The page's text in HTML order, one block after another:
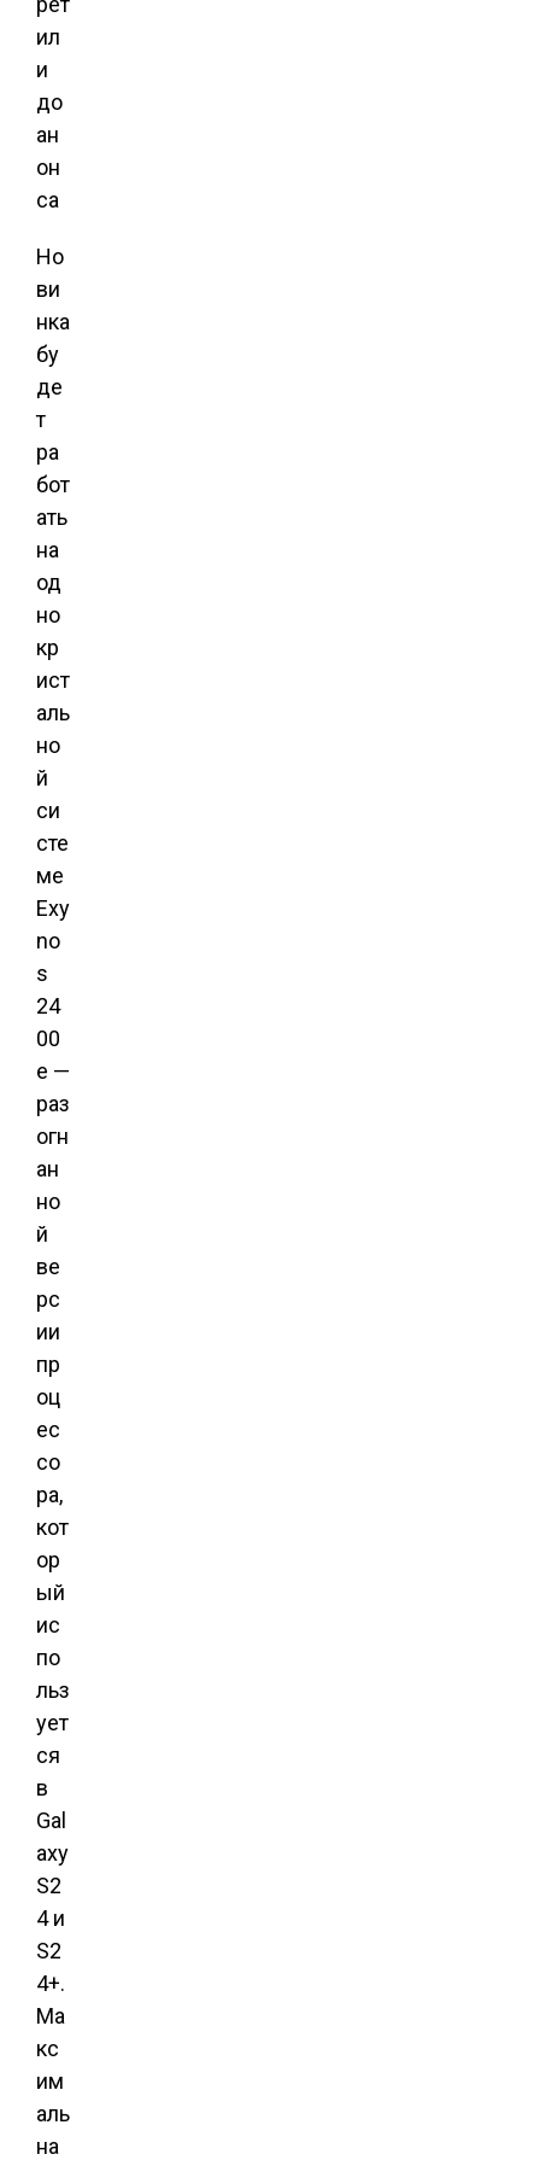
Но
ви
нка
бу
де
т
ра
бот
ать
на
од
но
кр
ист
аль
но
й
си
сте
ме
Exy
no
s
24
00
e —
раз
огн
ан
но
й
ве
рс
ии
пр
оц
ес
со
ра,
кот
ор
ый
ис
по
льз
ует
ся
в
Gal
axy
S2
4 и
S2
4+.
Ма
кс
им
аль
на